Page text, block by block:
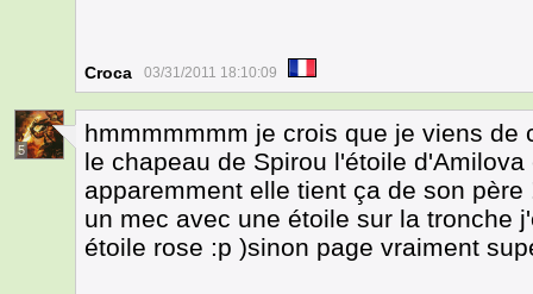
Croca 03/31/2011 18:10:09
5
hmmmmmmm je crois que je viens de
le chapeau de Spirou l'étoile
apparemment elle tient ça de son
un mec avec une étoile sur la tronche
étoile rose :p )sinon page vraiment